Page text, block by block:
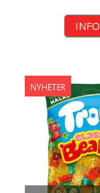
INFO
NYHETER